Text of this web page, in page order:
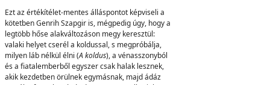
Ezt az értékítélet-mentes álláspontot képviseli a
kötetben Genrih Szapgir is, mégpedig úgy, hogy a
legtöbb hőse alakváltozáson megy keresztül:
valaki helyet cserél a koldussal, s megpróbálja,
milyen láb nélkül élni (A koldus), a vénasszonyból
és a fiatalemberből egyszer csak halak lesznek,
akik kezdetben örülnek egymásnak, majd ádáz